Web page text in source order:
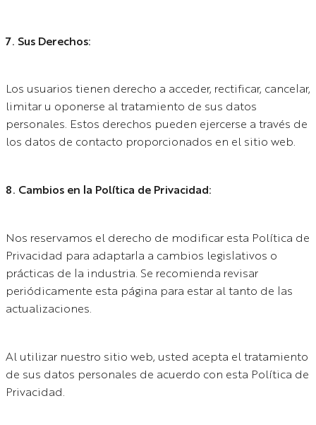
7. Sus Derechos:
Los usuarios tienen derecho a acceder, rectificar, cancelar,
limitar u oponerse al tratamiento de sus datos
personales. Estos derechos pueden ejercerse a través de
los datos de contacto proporcionados en el sitio web.
8. Cambios en la Política de Privacidad:
Nos reservamos el derecho de modificar esta Política de
Privacidad para adaptarla a cambios legislativos o
prácticas de la industria. Se recomienda revisar
periódicamente esta página para estar al tanto de las
actualizaciones.
Al utilizar nuestro sitio web, usted acepta el tratamiento
de sus datos personales de acuerdo con esta Política de
Privacidad.